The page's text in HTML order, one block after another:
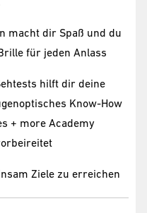
macht dir Spaß und du
für jeden Anlass
hilft dir deine
Know-How
+ more Academy
Ziele zu erreichen